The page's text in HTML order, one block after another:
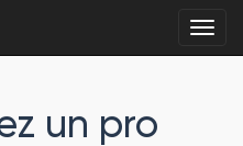
un pro